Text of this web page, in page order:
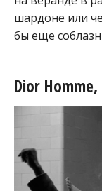
шардоне или
бы еще
Dior